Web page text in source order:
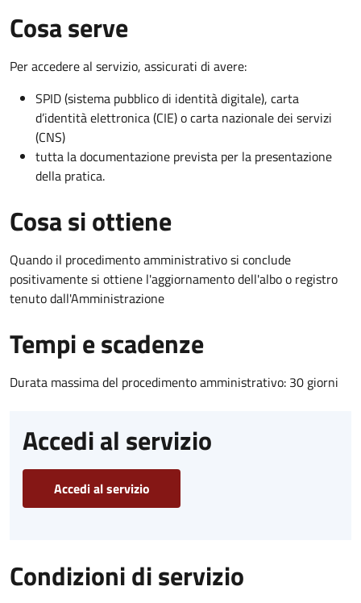
Cosa serve
Per accedere al servizio, assicurati di avere:
SPID (sistema pubblico di identità digitale), carta
d’identità elettronica (CIE) o carta nazionale dei servizi
(CNS)
tutta la documentazione prevista per la presentazione
della pratica.
Cosa si ottiene
Quando il procedimento amministrativo si conclude
positivamente si ottiene l'aggiornamento dell'albo o registro
tenuto dall'Amministrazione
Tempi e scadenze
Durata massima del procedimento amministrativo: 30 giorni
Accedi al servizio
Accedi al servizio
Condizioni di servizio